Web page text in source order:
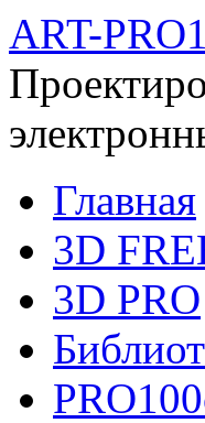
ART-
Главная
3D
3D PRO